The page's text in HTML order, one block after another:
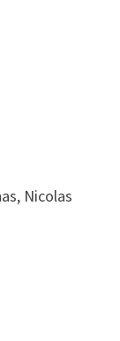
Nicolas